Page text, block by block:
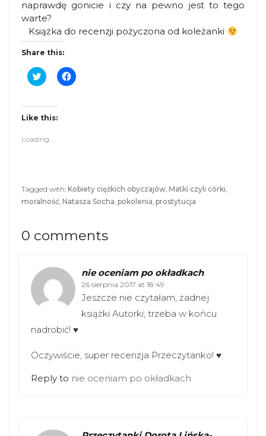
naprawdę gonicie i czy na pewno jest to tego
warte?
Książka do recenzji pożyczona od koleżanki
Share this:
C
l
k
t
o
s
h
T
w
e
p
n
s
e
i
n
o
w
C
l
F
a
o
p
e
n
s
n
w
i
d
o
Like this:
Loading...
Tagged with: Kobiety ciężkich obyczajów, Matki czyli córki,
moralność, Natasza Socha, pokolenia, prostytucja
0 comments
nie oceniam po okładkach
26 sierpnia 2017 at 18:49
Jeszcze nie czytałam, żadnej
książki Autorki, trzeba w końcu
nadrobić! ♥
Oczywiście, super recenzja Przeczytanko! ♥
Reply to nie oceniam po okładkach